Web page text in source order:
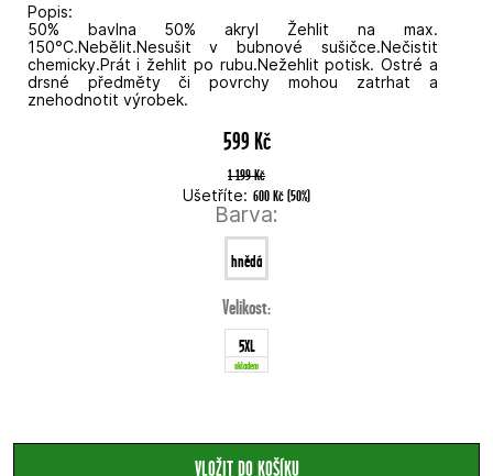
Popis:
50% bavlna 50% akryl Žehlit na max.
150°C.Nebělit.Nesušit v bubnové sušičce.Nečistit
chemicky.Prát i žehlit po rubu.Nežehlit potisk. Ostré a
drsné předměty či povrchy mohou zatrhat a
znehodnotit výrobek.
599 Kč
1 199 Kč
Ušetříte: 600 Kč (50%)
Barva:
hnědá
Velikost:
5XL
skladem